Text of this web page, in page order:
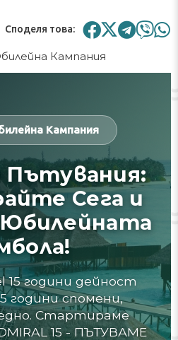
Споделя това:
Кампания
Кампания
Пътувания:
Сега и
15 години дейност
години спомени,
Стартираме
15 - ПЪТУВАМЕ